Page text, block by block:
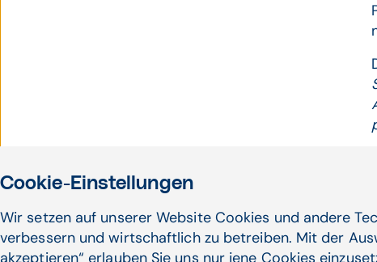
Cookie-Einstellungen
Wir setzen auf unserer Website Cookies und andere
verbessern und wirtschaftlich zu betreiben. Mit der